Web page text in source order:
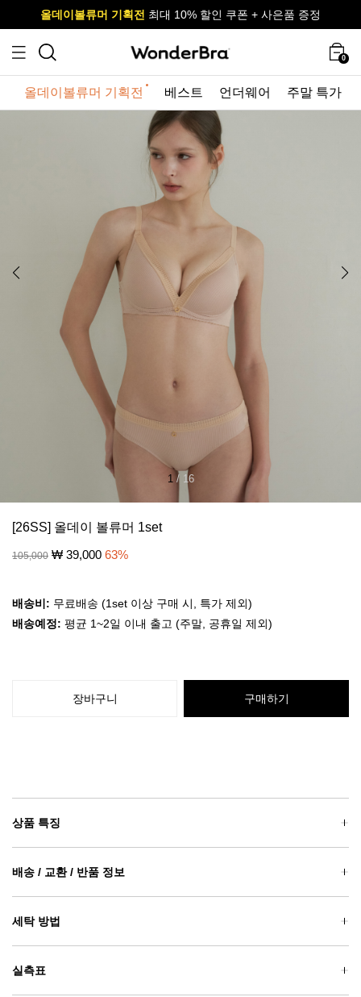
사이즈 무료 교환 서비스
올데이볼류머 기획전 최대 10% 할인 쿠폰 + 사은품 증정
사이즈 무료 교환 서비스
올데이볼류머 기획전 최대 10% 할인 쿠폰 + 사은품 증정
0
올데이볼류머 기획전 베스트 언더웨어 주말 특가
1/ 16
[26SS] 올데이 볼류머 1set
105,000 ₩ 39,000 63%
배송비: 무료배송 (1set 이상 구매 시, 특가 제외)
배송예정: 평균 1~2일 이내 출고 (주말, 공휴일 제외)
장바구니 구매하기
상품 특징
배송 / 교환 / 반품 정보
세탁 방법
실측표